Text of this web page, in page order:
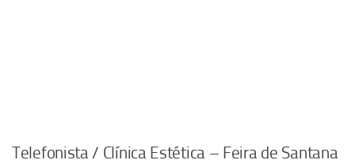
Telefonista / Clínica Estética – Feira de Santana